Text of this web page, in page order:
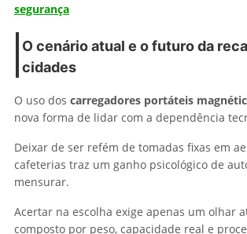
segurança
O cenário atual e o futuro da
cidades
O uso dos carregadores portáteis
nova forma de lidar com a dependência
Deixar de ser refém de tomadas fixas em
cafeterias traz um ganho psicológico de
mensurar.
Acertar na escolha exige apenas um olhar
composto por peso, capacidade real e